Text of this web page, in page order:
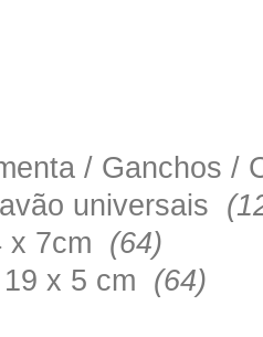
/ Ganchos
universais
x 7cm (64)
x 5 cm (64)